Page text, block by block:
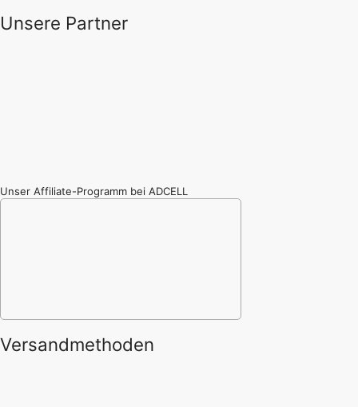
Unsere Partner
Unser Affiliate-Programm bei ADCELL
Versandmethoden